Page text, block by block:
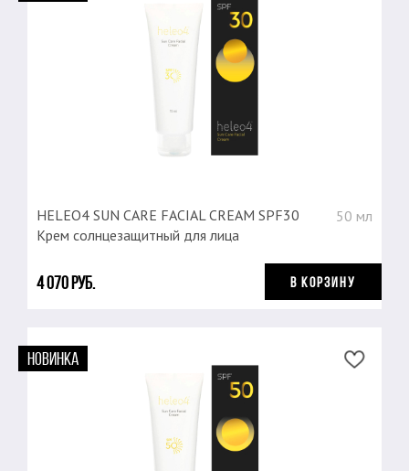
HELEO4 SUN CARE FACIAL CREAM SPF30
Крем солнцезащитный для лица
50 мл
4 070 руб. В КОРЗИНУ
НОВИНКА